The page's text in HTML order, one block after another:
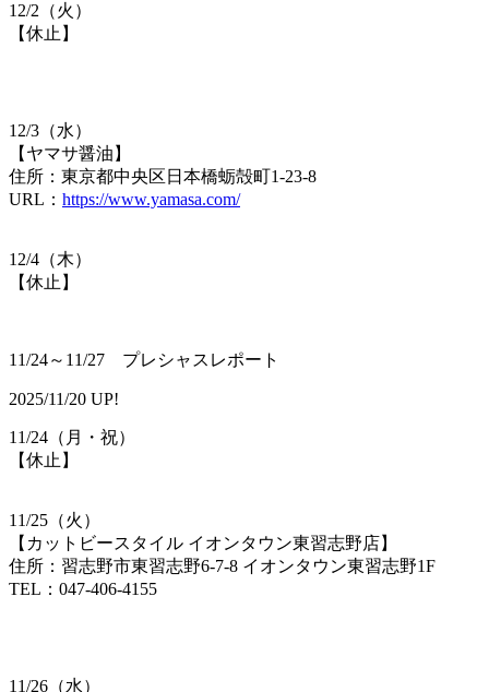
12/2（火）
【​休止】
12/3（水）
【​ヤマサ醤油】
住所：東京都中央区日本橋蛎殻町1-23-8
URL： https://www.yamasa.com/
12/4（木）
【​休止】
11/24～11/27 プレシャスレポート
2025/11/20 UP!
11/24（月・祝）
【​休止】
11/25（火）
【カットビースタイル イオンタウン東習志野店】
住所：習志野市東習志野6-7-8 イオンタウン東習志野1F
TEL：047-406-4155
11/26（水）